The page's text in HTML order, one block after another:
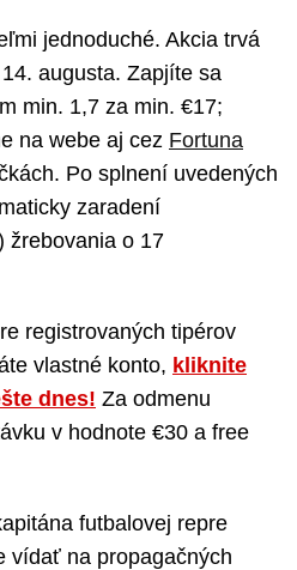
jednoduché. Akcia trvá
augusta. Zapjíte sa
min. 1,7 za min. €17;
na webe aj cez Fortuna
Po splnení uvedených
zaradení
žrebovania o 17
registrovaných tipérov
vlastné konto, kliknite
dnes! Za odmenu
v hodnote €30 a free
futbalovej repre
vídať na propagačných